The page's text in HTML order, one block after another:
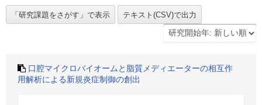
口腔マイクロバイオームと脂質メディエーターの相互作
用解析による新規炎症制御の創出